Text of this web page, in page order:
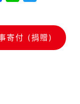
寄付 (捐贈)